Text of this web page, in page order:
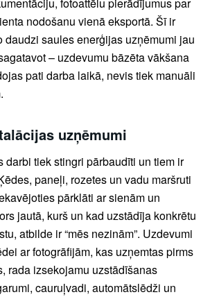
fotoattēlu pierādījumus par
nodošanu vienā eksportā. Šī ir
daudzi saules enerģijas uzņēmumi jau
– uzdevumu bāzēta vākšana
pati darba laikā, nevis tiek manuāli
uzņēmumi
darbi tiek stingri pārbaudīti un tiem ir
paneļi, rozetes un vadu maršruti
pārklāti ar sienām un
jautā, kurš un kad uzstādīja konkrētu
atbilde ir “mēs nezinām”. Uzdevumi
ar fotogrāfijām, kas uzņemtas pirms
rada izsekojamu uzstādīšanas
cauruļvadi, automātslēdži un